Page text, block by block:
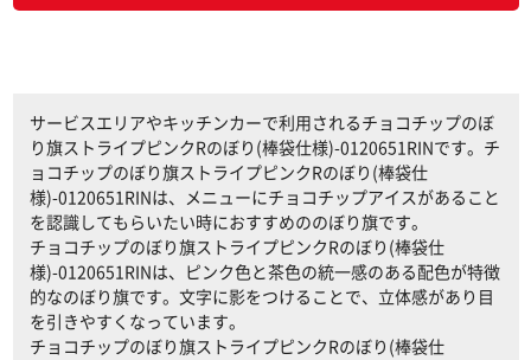
サービスエリアやキッチンカーで利用されるチョコチップのぼ
り旗ストライプピンクRのぼり(棒袋仕様)-0120651RINです。チ
ョコチップのぼり旗ストライプピンクRのぼり(棒袋仕
様)-0120651RINは、メニューにチョコチップアイスがあること
を認識してもらいたい時におすすめののぼり旗です。
チョコチップのぼり旗ストライプピンクRのぼり(棒袋仕
様)-0120651RINは、ピンク色と茶色の統一感のある配色が特徴
的なのぼり旗です。文字に影をつけることで、立体感があり目
を引きやすくなっています。
チョコチップのぼり旗ストライプピンクRのぼり(棒袋仕